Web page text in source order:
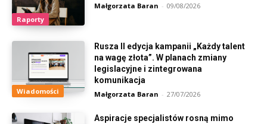
Raporty
Małgorzata Baran - 09/08/2026
Wiadomości
Rusza II edycja kampanii „Każdy talent
na wagę złota”. W planach zmiany
legislacyjne i zintegrowana
komunikacja
Małgorzata Baran - 27/07/2026
Aspiracje specjalistów rosną mimo